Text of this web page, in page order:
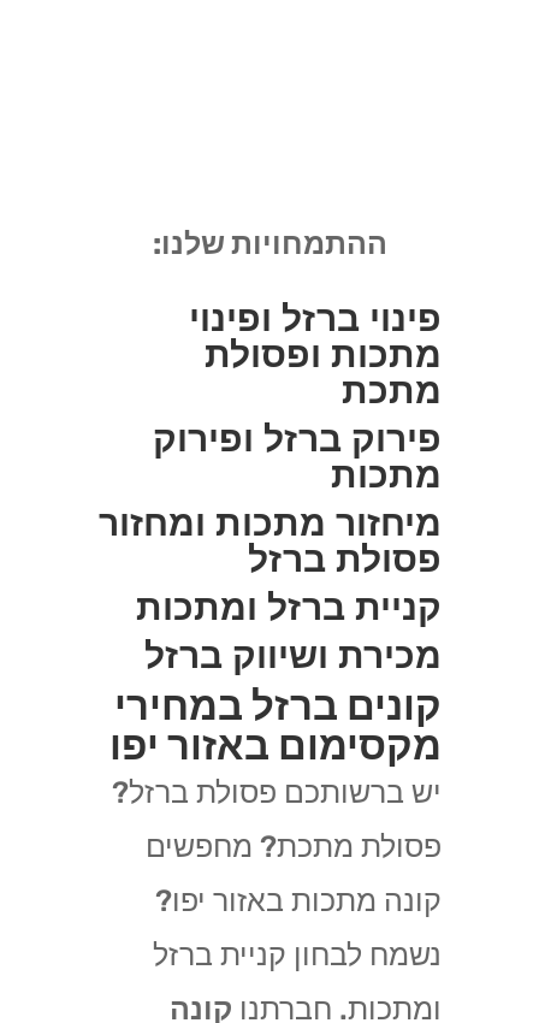
ההתמחויות שלנו:
פינוי ברזל ופינוי
מתכות ופסולת
מתכת
פירוק ברזל ופירוק
מתכות
מיחזור מתכות ומחזור
פסולת ברזל
קניית ברזל ומתכות
מכירת ושיווק ברזל
קונים ברזל במחירי
מקסימום באזור יפו
יש ברשותכם פסולת ברזל?
פסולת מתכת? מחפשים
קונה מתכות באזור יפו?
נשמח לבחון קניית ברזל
ומתכות. חברתנו קונה